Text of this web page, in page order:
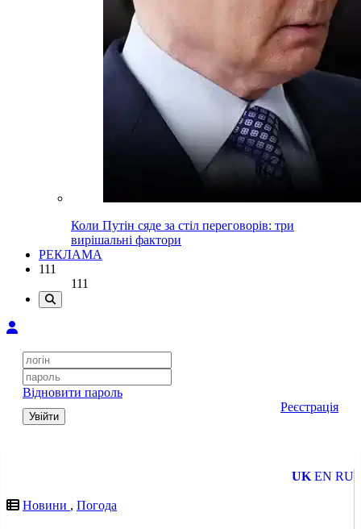
Коли Путін сяде за стіл переговорів: три
вирішальні фактори
РЕКЛАМА
111
111
Відновити пароль
Увійти
Реєстрація
UK EN RU
Новини , Погода